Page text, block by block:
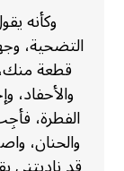
وكأنه
التضحية،
قطعة
والأحفاد،
الفطرة،
والحنان،